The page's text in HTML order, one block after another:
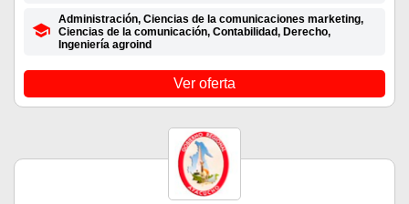
Administración, Ciencias de la comunicaciones marketing,
Ciencias de la comunicación, Contabilidad, Derecho,
Ingeniería agroind
Ver oferta